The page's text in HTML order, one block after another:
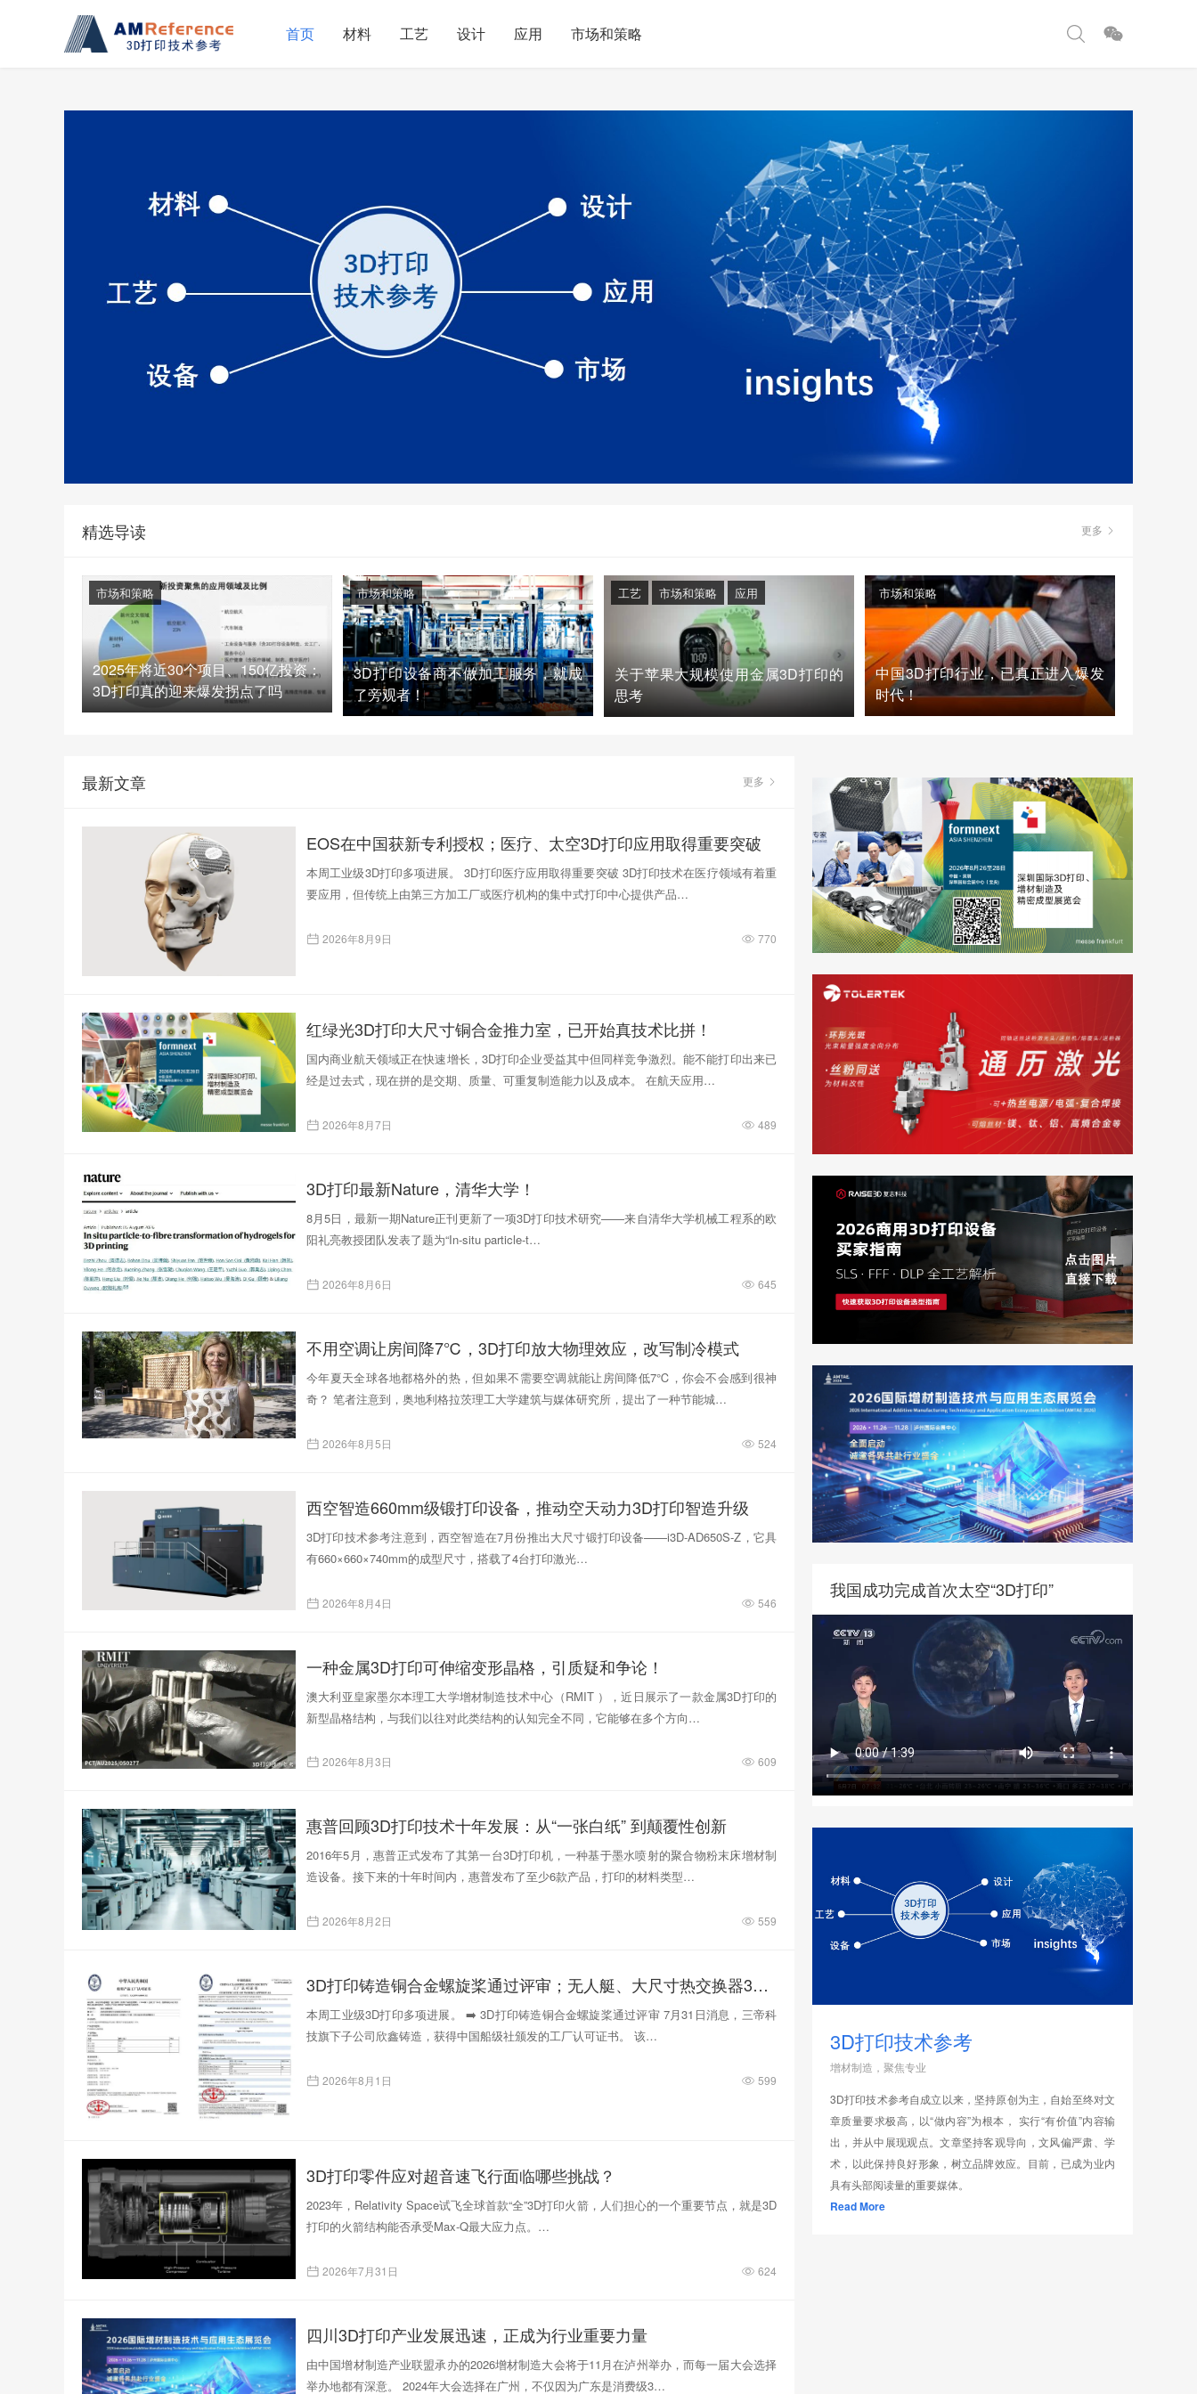
首页 材料 工艺 设计 应用 市场和策略
精选导读 更多
2025年将近30个项目、150亿投资：
3D打印真的迎来爆发拐点了吗
市场和策略
3D打印设备商不做加工服务，就成
了旁观者！
市场和策略
关于苹果大规模使用金属3D打印的
思考
工艺 市场和策略 应用
中国3D打印行业，已真正进入爆发
时代！
市场和策略
最新文章 更多
EOS在中国获新专利授权；医疗、太空3D打印应用取得重要突破
本周工业级3D打印多项进展。 3D打印医疗应用取得重要突破 3D打印技术在医疗领域有着重
要应用，但传统上由第三方加工厂或医疗机构的集中式打印中心提供产品…
2026年8月9日 770
红绿光3D打印大尺寸铜合金推力室，已开始真技术比拼！
国内商业航天领域正在快速增长，3D打印企业受益其中但同样竞争激烈。能不能打印出来已
经是过去式，现在拼的是交期、质量、可重复制造能力以及成本。 在航天应用…
2026年8月7日 489
3D打印最新Nature，清华大学！
8月5日，最新一期Nature正刊更新了一项3D打印技术研究——来自清华大学机械工程系的欧
阳礼亮教授团队发表了题为“In‑situ particle‑t…
2026年8月6日 645
不用空调让房间降7℃，3D打印放大物理效应，改写制冷模式
今年夏天全球各地都格外的热，但如果不需要空调就能让房间降低7℃，你会不会感到很神
奇？ 笔者注意到，奥地利格拉茨理工大学建筑与媒体研究所，提出了一种节能城…
2026年8月5日 524
西空智造660mm级锻打印设备，推动空天动力3D打印智造升级
3D打印技术参考注意到，西空智造在7月份推出大尺寸锻打印设备——i3D-AD650S-Z，它具
有660×660×740mm的成型尺寸，搭载了4台打印激光…
2026年8月4日 546
一种金属3D打印可伸缩变形晶格，引质疑和争论！
澳大利亚皇家墨尔本理工大学增材制造技术中心（RMIT ），近日展示了一款金属3D打印的
新型晶格结构，与我们以往对此类结构的认知完全不同，它能够在多个方向…
2026年8月3日 609
惠普回顾3D打印技术十年发展：从“一张白纸” 到颠覆性创新
2016年5月，惠普正式发布了其第一台3D打印机，一种基于墨水喷射的聚合物粉末床增材制
造设备。接下来的十年时间内，惠普发布了至少6款产品，打印的材料类型…
2026年8月2日 559
3D打印铸造铜合金螺旋桨通过评审；无人艇、大尺寸热交换器3D打印；人民网报道两家3D打印企业
本周工业级3D打印多项进展。 ➡️ 3D打印铸造铜合金螺旋桨通过评审 7月31日消息，三帝科
技旗下子公司欣鑫铸造，获得中国船级社颁发的工厂认可证书。 该…
2026年8月1日 599
3D打印零件应对超音速飞行面临哪些挑战？
2023年，Relativity Space试飞全球首款“全”3D打印火箭，人们担心的一个重要节点，就是3D
打印的火箭结构能否承受Max-Q最大应力点。…
2026年7月31日 624
四川3D打印产业发展迅速，正成为行业重要力量
由中国增材制造产业联盟承办的2026增材制造大会将于11月在泸州举办，而每一届大会选择
举办地都有深意。 2024年大会选择在广州，不仅因为广东是消费级3…
我国成功完成首次太空“3D打印”
3D打印技术参考
增材制造，聚焦专业
3D打印技术参考自成立以来，坚持原创为主，自始至终对文
章质量要求极高，以“做内容”为根本， 实行“有价值”内容输
出，并从中展现观点。文章坚持客观导向，文风偏严肃、学
术，以此保持良好形象，树立品牌效应。目前，已成为业内
具有头部阅读量的重要媒体。
Read More